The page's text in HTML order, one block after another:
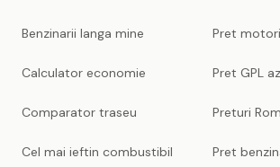
Benzinarii langa mine
Calculator economie
Comparator traseu
Cel mai ieftin combustibil
Pret
Pret GPL
Preturi
Pret